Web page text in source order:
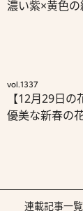
濃い紫×黄色
vol.1337
【12月29日
優美な新春の
連載記事一覧